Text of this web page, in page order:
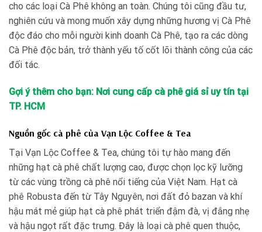
cho các loại Cà Phê không an toàn. Chúng tôi cũng đầu tư,
nghiên cứu và mong muốn xây dựng những hương vị Cà Phê
độc đáo cho mỗi người kinh doanh Cà Phê, tạo ra các dòng
Cà Phê độc bản, trở thành yếu tố cốt lõi thành công của các
đối tác.
Gợi ý thêm cho bạn: Nơi cung cấp cà phê giá sỉ uy tín tại
TP. HCM
Nguồn gốc cà phê của Vạn Lộc Coffee & Tea
Tại Vạn Lộc Coffee & Tea, chúng tôi tự hào mang đến
những hạt cà phê chất lượng cao, được chọn lọc kỹ lưỡng
từ các vùng trồng cà phê nổi tiếng của Việt Nam. Hạt cà
phê Robusta đến từ Tây Nguyên, nơi đất đỏ bazan và khí
hậu mát mẻ giúp hạt cà phê phát triển đậm đà, vị đắng nhẹ
và hậu ngọt rất đặc trưng. Đây là loại cà phê quen thuộc,